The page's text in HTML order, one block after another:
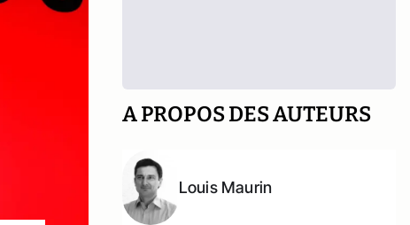
A PROPOS DES AUTEURS
Louis Maurin